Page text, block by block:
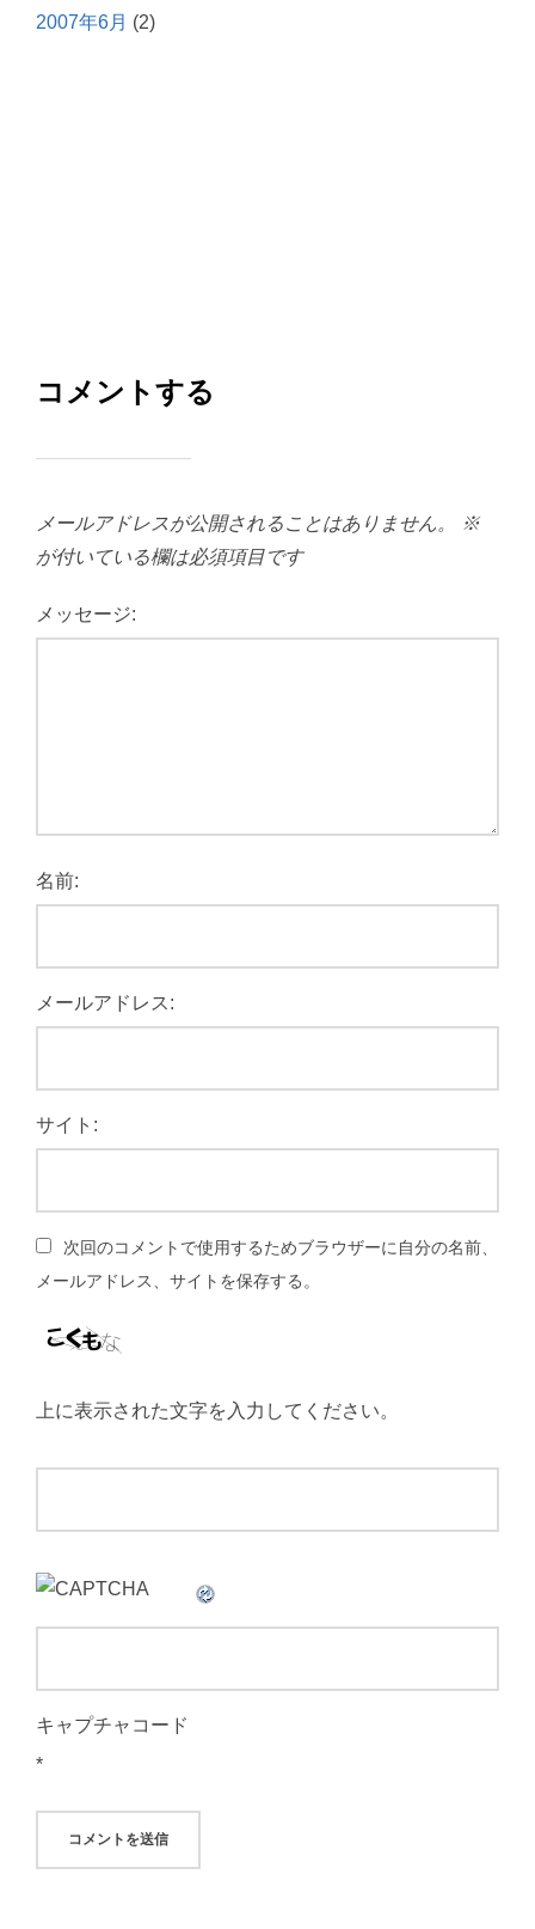
2007年6月 (2)
コメントする
メールアドレスが公開されることはありません。
※
が付いている欄は必須項目です
メッセージ:
名前:
メールアドレス:
サイト:
次回のコメントで使用するためブラウザーに自分の名前、
メールアドレス、サイトを保存する。
上に表示された文字を入力してください。
キャプチャコード
*